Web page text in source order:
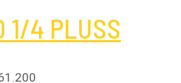
1/4 PLUSS